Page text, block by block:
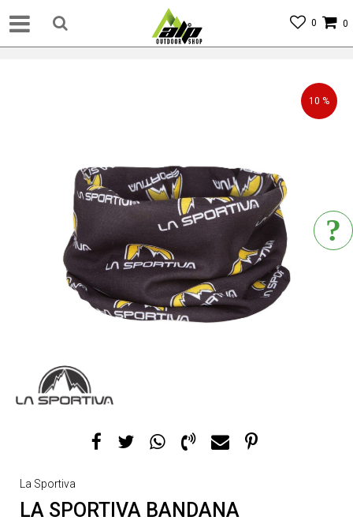
0
0
10 %
La Sportiva
LA SPORTIVA BANDANA